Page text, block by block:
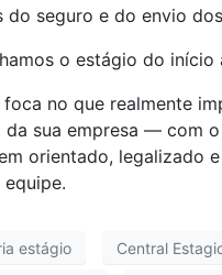
do seguro e do envio
o estágio do início
foca no que realmente
da sua empresa — com
orientado, legalizado
equipe.
estágio Central